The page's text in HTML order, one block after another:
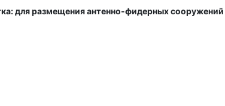
для размещения антенно-фидерных сооружений